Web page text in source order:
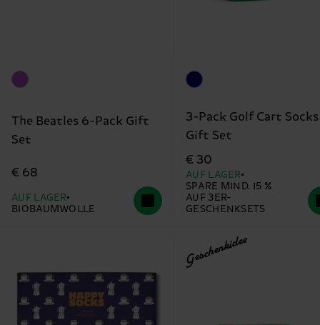
The Beatles 6-Pack Gift
Set
€ 68
AUF LAGER
BIOBAUMWOLLE
3-Pack Golf Cart Socks
Gift Set
€ 30
AUF LAGER
SPARE MIND. 15 %
AUF 3ER-
GESCHENKSETS
Geschenkidee